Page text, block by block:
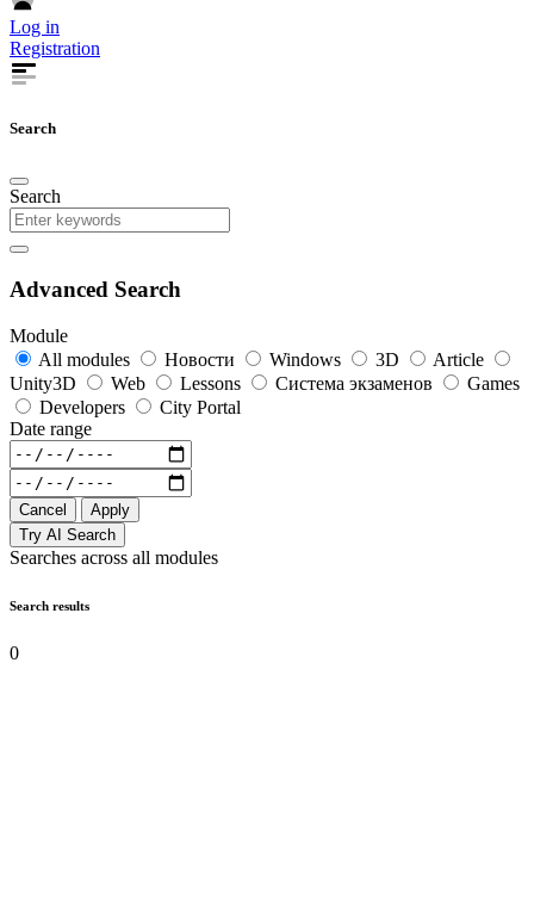
Log in
Registration
Search
Search
Advanced Search
Module
All modules
Новости Windows 3D
Article
Unity3D
Web Lessons Система экзаменов
Games
Developers
City Portal
Date range
Cancel
Apply
Try AI Search
Searches across all modules
Search results
0